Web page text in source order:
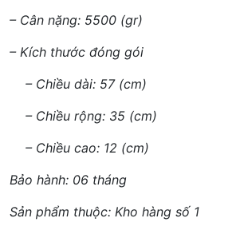
– Cân nặng: 5500 (gr)
– Kích thước đóng gói
– Chiều dài: 57 (cm)
– Chiều rộng: 35 (cm)
– Chiều cao: 12 (cm)
Bảo hành: 06 tháng
Sản phẩm thuộc: Kho hàng số 1